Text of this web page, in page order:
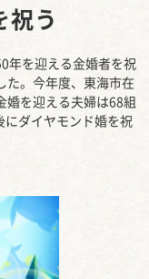
祝う
年を迎える金婚者を祝
た。今年度、東海市在
婚を迎える夫婦は68組
にダイヤモンド婚を祝